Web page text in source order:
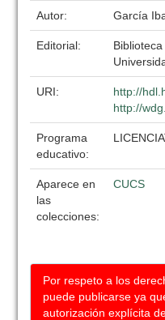
Autor: García
Editorial:
URI:
http://
http://
Programa
educativo:
Aparece en
las
colecciones:
CUCS
Por respeto a los
puede publicarse ya
autorización explícita